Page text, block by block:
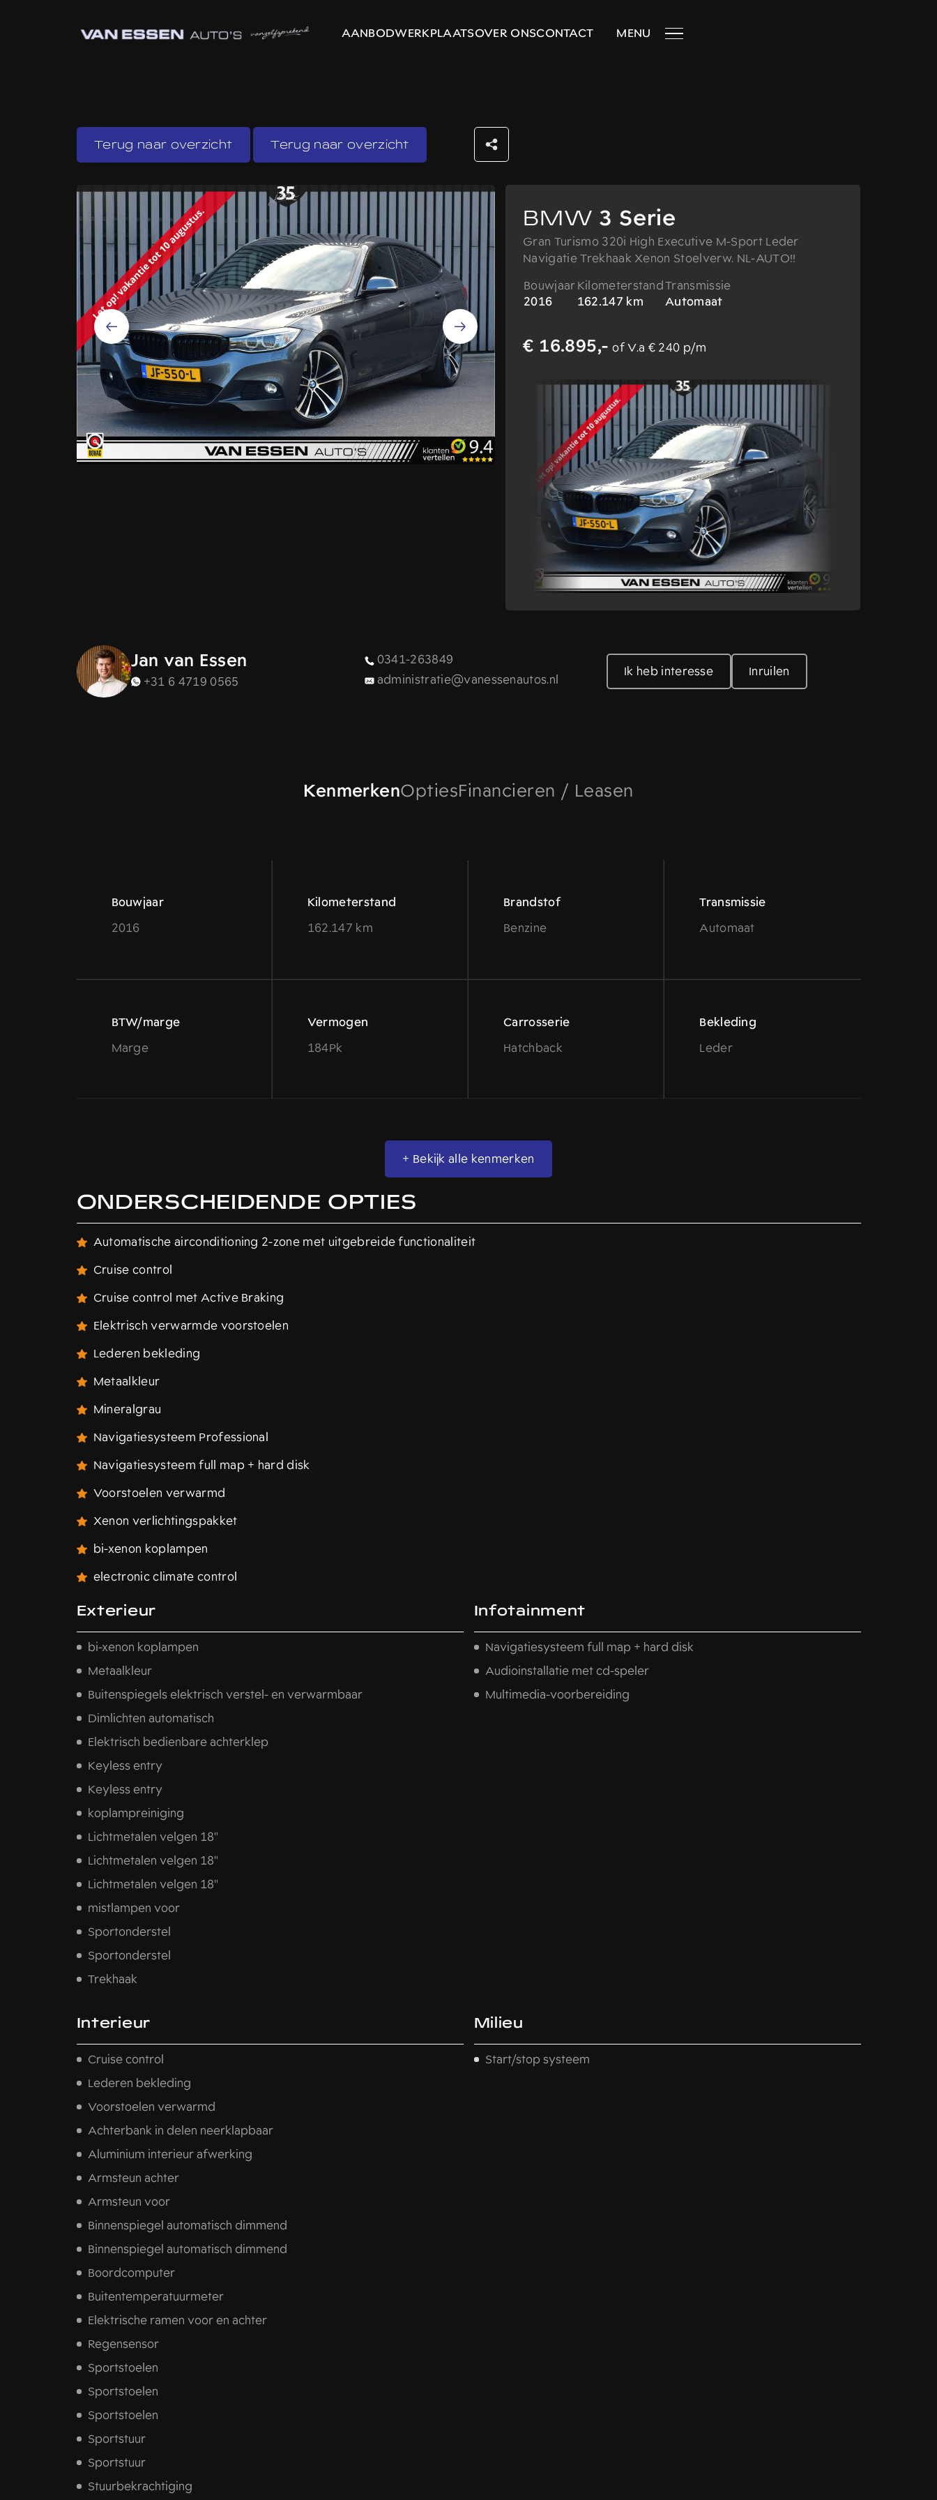
AANBODWERKPLAATSOVER ONSCONTACT MENU
Terug naar overzicht Terug naar overzicht
BMW 3 Serie
Gran Turismo 320i High Executive M-Sport Leder
Navigatie Trekhaak Xenon Stoelverw. NL-AUTO!!
Bouwjaar
2016
Kilometerstand
162.147 km
Transmissie
Automaat
€ 16.895,-of V.a € 240 p/m
Jan van Essen
+31 6 4719 0565
0341-263849
administratie@vanessenautos.nl
Ik heb interesse Inruilen
KenmerkenOptiesFinancieren / Leasen
Bouwjaar
2016
Kilometerstand
162.147 km
Brandstof
Benzine
Transmissie
Automaat
BTW/marge
Marge
Vermogen
184Pk
Carrosserie
Hatchback
Bekleding
Leder
+ Bekijk alle kenmerken
ONDERSCHEIDENDE OPTIES
Automatische airconditioning 2-zone met uitgebreide functionaliteit
Cruise control
Cruise control met Active Braking
Elektrisch verwarmde voorstoelen
Lederen bekleding
Metaalkleur
Mineralgrau
Navigatiesysteem Professional
Navigatiesysteem full map + hard disk
Voorstoelen verwarmd
Xenon verlichtingspakket
bi-xenon koplampen
electronic climate control
Exterieur
bi-xenon koplampen
Metaalkleur
Buitenspiegels elektrisch verstel- en verwarmbaar
Dimlichten automatisch
Elektrisch bedienbare achterklep
Keyless entry
Keyless entry
koplampreiniging
Lichtmetalen velgen 18"
Lichtmetalen velgen 18"
Lichtmetalen velgen 18"
mistlampen voor
Sportonderstel
Sportonderstel
Trekhaak
Infotainment
Navigatiesysteem full map + hard disk
Audioinstallatie met cd-speler
Multimedia-voorbereiding
Interieur
Cruise control
Lederen bekleding
Voorstoelen verwarmd
Achterbank in delen neerklapbaar
Aluminium interieur afwerking
Armsteun achter
Armsteun voor
Binnenspiegel automatisch dimmend
Binnenspiegel automatisch dimmend
Boordcomputer
Buitentemperatuurmeter
Elektrische ramen voor en achter
Regensensor
Sportstoelen
Sportstoelen
Sportstoelen
Sportstuur
Sportstuur
Stuurbekrachtiging
Milieu
Start/stop systeem